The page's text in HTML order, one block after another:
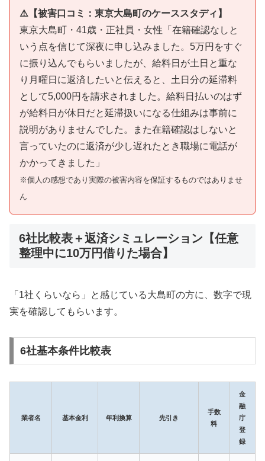
⚠️【被害口コミ：東京大島町のケーススタディ】
東京大島町・41歳・正社員・女性「在籍確認なしと
いう点を信じて深夜に申し込みました。5万円をすぐ
に振り込んでもらいましたが、給料日が土日と重な
り月曜日に返済したいと伝えると、土日分の延滞料
として5,000円を請求されました。給料日払いのはず
が給料日が休日だと延滞扱いになる仕組みは事前に
説明がありませんでした。また在籍確認はしないと
言っていたのに返済が少し遅れたとき職場に電話が
かかってきました」
※個人の感想であり実際の被害内容を保証するものではありませ
ん
6社比較表＋返済シミュレーション【任意
整理中に10万円借りた場合】
「1社くらいなら」と感じている大島町の方に、数字で現
実を確認してもらいます。
6社基本条件比較表
業者名 基本金利 年利換算 先引き
手数
料
金
融
庁
登
録